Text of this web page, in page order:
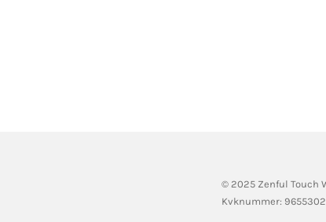
© 2025 Zenful Touch
Kvknummer: